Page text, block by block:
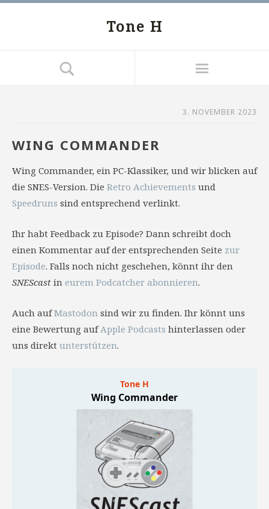
Tone H
3. NOVEMBER 2023
WING COMMANDER
Wing Commander, ein PC-Klassiker, und wir blicken auf
die SNES-Version. Die Retro Achievements und
Speedruns sind entsprechend verlinkt.
Ihr habt Feedback zu Episode? Dann schreibt doch
einen Kommentar auf der entsprechenden Seite zur
Episode. Falls noch nicht geschehen, könnt ihr den
SNEScast in eurem Podcatcher abonnieren.
Auch aufMastodon sind wir zu finden. Ihr könnt uns
eine Bewertung aufApple Podcasts hinterlassen oder
uns direkt unterstützen.